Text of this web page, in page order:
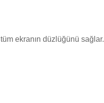
ekranın düzlüğünü sağlar.